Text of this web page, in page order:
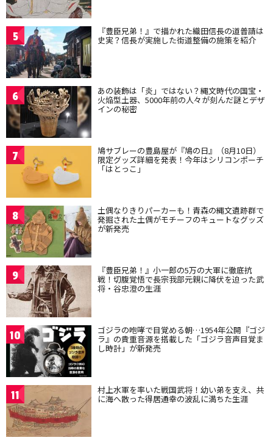
5 『豊臣兄弟！』で描かれた織田信長の道普請は
史実？信長が実施した街道整備の施策を紹介
6 あの装飾は「炎」ではない？縄文時代の国宝・
火焔型土器、5000年前の人々が刻んだ謎とデザ
インの秘密
7 鳩サブレーの豊島屋が『鳩の日』（8月10日）
限定グッズ詳細を発表！今年はシリコンポーチ
「はとっこ」
8 土偶なりきりパーカーも！青森の縄文遺跡群で
発掘された土偶がモチーフのキュートなグッズ
が新発売
9 『豊臣兄弟！』小一郎の5万の大軍に徹底抗
戦！切腹覚悟で長宗我部元親に降伏を迫った武
将・谷忠澄の生涯
10 ゴジラの咆哮で目覚める朝…1954年公開『ゴジ
ラ』の貴重音源を搭載した「ゴジラ音声目覚ま
し時計」が新発売
11 村上水軍を率いた戦国武将！幼い弟を支え、共
に海へ散った得居通幸の波乱に満ちた生涯